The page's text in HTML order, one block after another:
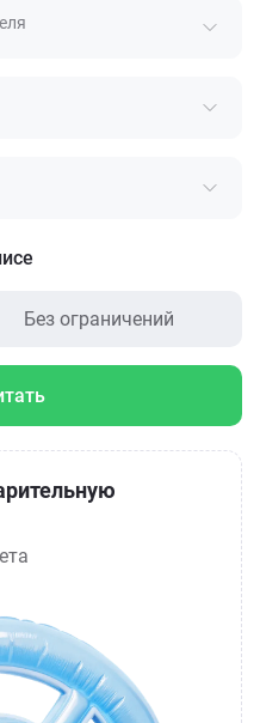
Без ограничений